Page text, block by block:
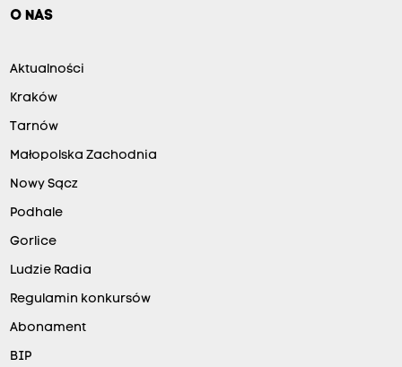
O NAS
Aktualności
Kraków
Tarnów
Małopolska Zachodnia
Nowy Sącz
Podhale
Gorlice
Ludzie Radia
Regulamin konkursów
Abonament
BIP